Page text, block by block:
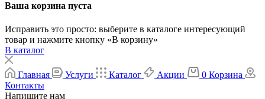
Ваша корзина пуста
Исправить это просто: выберите в каталоге интересующий
товар и нажмите кнопку «В корзину»
В каталог
Главная Услуги Каталог Акции 0 Корзина
Контакты
Напишите нам